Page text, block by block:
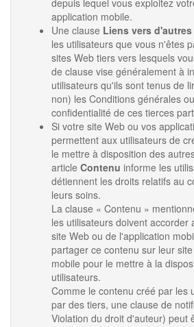
depuis lequel vous exploitez
application mobile.
Une clause Liens vers
les utilisateurs que vous n'êtes
sites Web tiers vers lesquels
de clause vise généralement à
utilisateurs qu'ils sont tenus de
non) les Conditions générales
confidentialité de ces tierces
Si votre site Web ou vos
permettent aux utilisateurs de
le mettre à disposition des
article Contenu informe les
détiennent les droits relatifs au
leurs soins.
La clause « Contenu »
les utilisateurs doivent accorder
site Web ou de l'application
partager ce contenu sur leur
mobile pour le mettre à la
utilisateurs.
Comme le contenu créé par les
par des tiers, une clause de
Violation du droit d'auteur) peut